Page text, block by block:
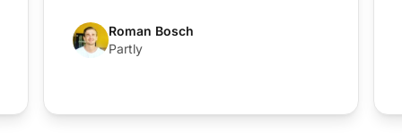
Roman Bosch
Partly